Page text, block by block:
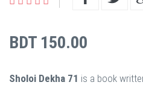
BDT 150.00
Sholoi Dekha 71 is a book